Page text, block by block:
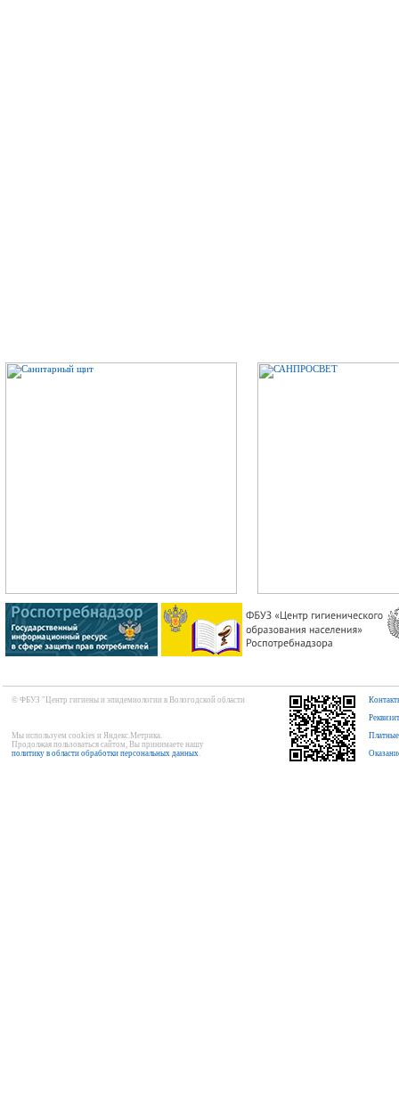
© ФБУЗ "Центр гигиены и эпидемиологии в Вологодской области
Мы используем cookies и Яндекс.Метрика.
Продолжая пользоваться сайтом, Вы принимаете нашу
политику в области обработки персональных данных.